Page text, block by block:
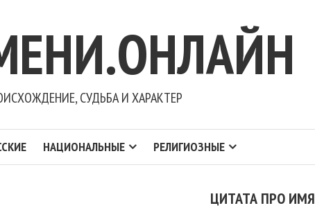
СУДЬБА И ХАРАКТЕР
НАЦИОНАЛЬНЫЕ РЕЛИГИОЗНЫЕ
ЦИТАТА ПРО ИМЯ